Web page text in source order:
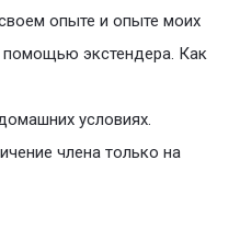
опыте и опыте моих
помощью экстендера. Как
условиях.
члена только на